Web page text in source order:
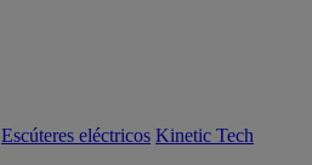
Escúteres eléctricos Kinetic Tech